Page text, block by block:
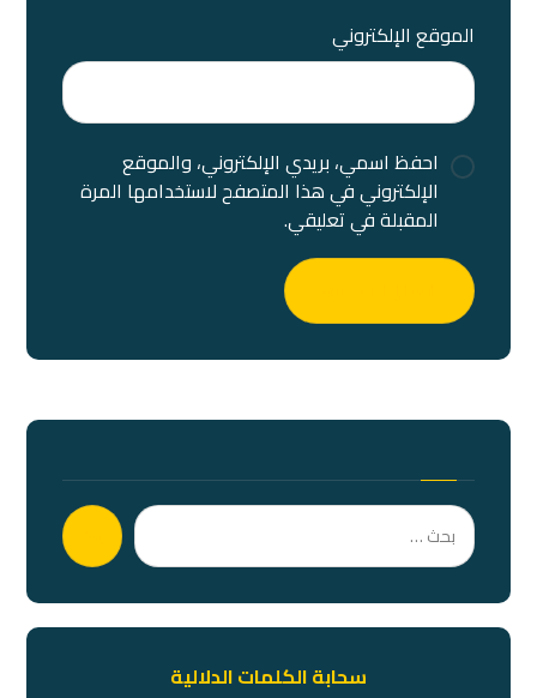
الموقع الإلكتروني
احفظ اسمي، بريدي الإلكتروني، والموقع
الإلكتروني في هذا المتصفح لاستخدامها المرة
المقبلة في تعليقي.
سحابة الكلمات الدلالية